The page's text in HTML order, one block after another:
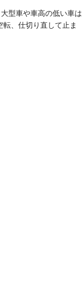
型車や車高の低い車は
、仕切り直して止ま